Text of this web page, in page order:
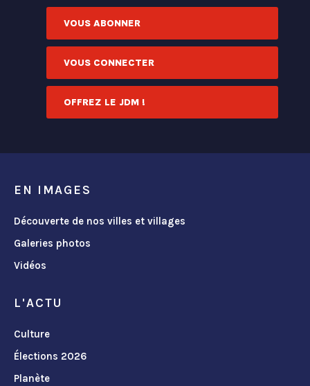
VOUS ABONNER
VOUS CONNECTER
OFFREZ LE JDM !
EN IMAGES
Découverte de nos villes et villages
Galeries photos
Vidéos
L'ACTU
Culture
Élections 2026
Planète